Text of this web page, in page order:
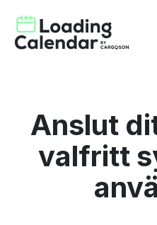
Anslut
valfritt